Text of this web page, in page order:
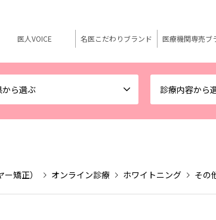
ら選ぶ 診療内容から
医人VOICE 名医こだわりブランド 医療機関専売ブ
矯正） オンライン診療 ホワイトニング その